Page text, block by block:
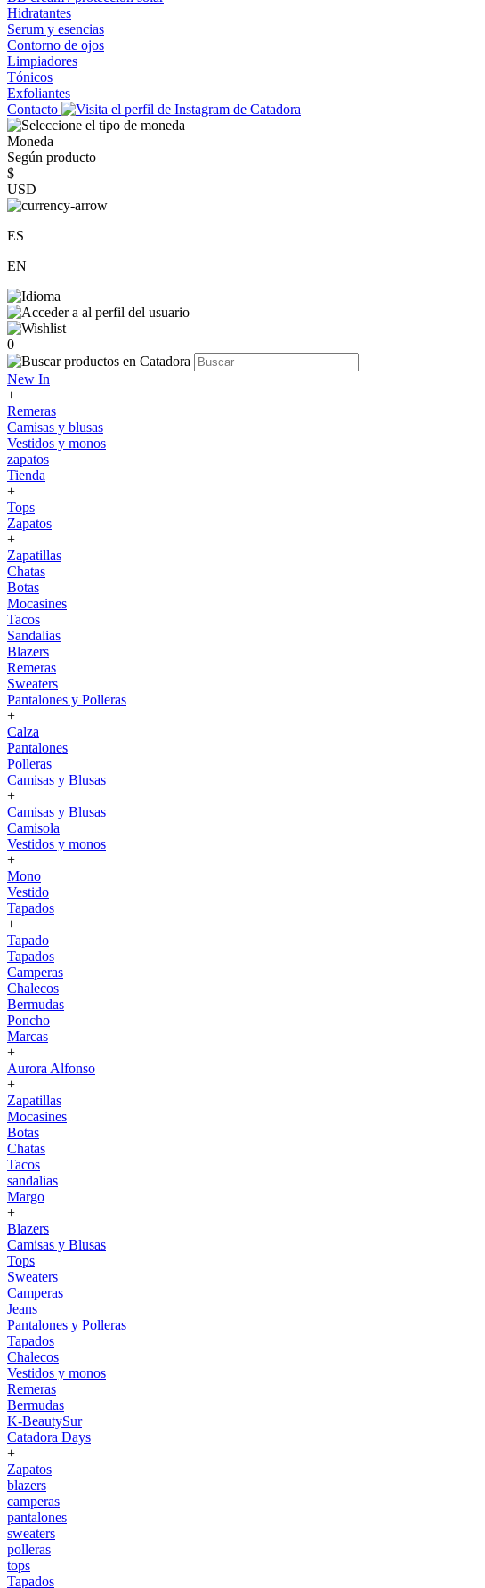
Hidratantes
Serum y esencias
Contorno de ojos
Limpiadores
Tónicos
Exfoliantes
Contacto
Moneda
Según producto
$
USD
ES
EN
0
New In
+
Remeras
Camisas y blusas
Vestidos y monos
zapatos
Tienda
+
Tops
Zapatos
+
Zapatillas
Chatas
Botas
Mocasines
Tacos
Sandalias
Blazers
Remeras
Sweaters
Pantalones y Polleras
+
Calza
Pantalones
Polleras
Camisas y Blusas
+
Camisas y Blusas
Camisola
Vestidos y monos
+
Mono
Vestido
Tapados
+
Tapado
Tapados
Camperas
Chalecos
Bermudas
Poncho
Marcas
+
Aurora Alfonso
+
Zapatillas
Mocasines
Botas
Chatas
Tacos
sandalias
Margo
+
Blazers
Camisas y Blusas
Tops
Sweaters
Camperas
Jeans
Pantalones y Polleras
Tapados
Chalecos
Vestidos y monos
Remeras
Bermudas
K-BeautySur
Catadora Days
+
Zapatos
blazers
camperas
pantalones
sweaters
polleras
tops
Tapados